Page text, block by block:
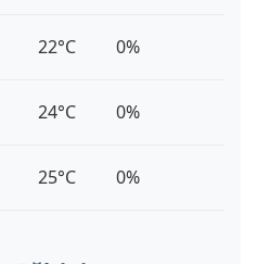
22°C 0%
24°C 0%
25°C 0%